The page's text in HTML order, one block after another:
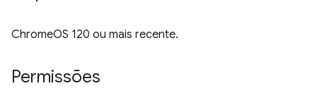
ChromeOS 120 ou mais recente.
Permissões